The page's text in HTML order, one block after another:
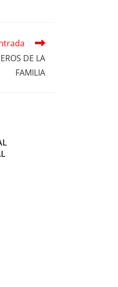
DE LA
FAMILIA